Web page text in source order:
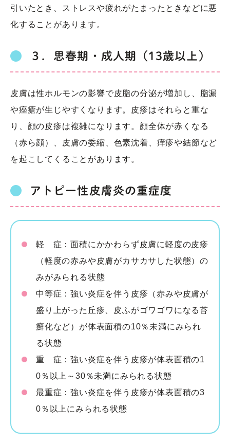
引いたとき、ストレスや疲れがたまったときなどに悪
化することがあります。
３．思春期・成人期（13歳以上）
皮膚は性ホルモンの影響で皮脂の分泌が増加し、脂漏
や痤瘡が生じやすくなります。皮疹はそれらと重な
り、顔の皮疹は複雑になります。顔全体が赤くなる
（赤ら顔）、皮膚の委縮、色素沈着、痒疹や結節など
を起こしてくることがあります。
アトピー性皮膚炎の重症度
軽 症：面積にかかわらず皮膚に軽度の皮疹
（軽度の赤みや皮膚がカサカサした状態）の
みがみられる状態
中等症：強い炎症を伴う皮疹（赤みや皮膚が
盛り上がった丘疹、皮ふがゴワゴワになる苔
癬化など）が体表面積の10％未満にみられ
る状態
重 症：強い炎症を伴う皮疹が体表面積の1
0％以上～30％未満にみられる状態
最重症：強い炎症を伴う皮疹が体表面積の3
0％以上にみられる状態